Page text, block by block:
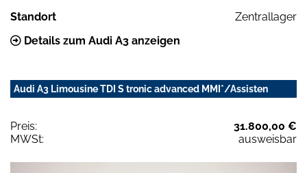
Standort
Zentrallager
Details zum Audi A3 anzeigen
Audi A3 Limousine TDI S tronic advanced MMI*/Assisten
Preis:
31.800,00 €
MWSt:
ausweisbar